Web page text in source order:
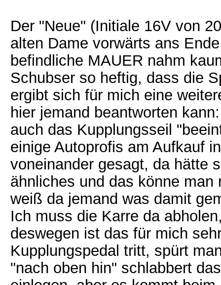
Der "Neue" (Initiale 16V von
alten Dame vorwärts ans
befindliche MAUER nahm
Schubser so heftig, dass die
ergibt sich für mich eine
hier jemand beantworten
auch das Kupplungsseil
einige Autoprofis am Aufkauf
voneinander gesagt, da hätte
ähnliches und das könne
weiß da jemand was damit
Ich muss die Karre da
deswegen ist das für mich
Kupplungspedal tritt, spürt
"nach oben hin" schlabbert